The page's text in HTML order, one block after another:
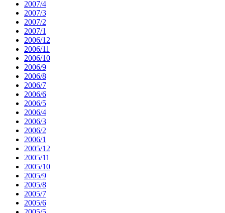
2007/4
2007/3
2007/2
2007/1
2006/12
2006/11
2006/10
2006/9
2006/8
2006/7
2006/6
2006/5
2006/4
2006/3
2006/2
2006/1
2005/12
2005/11
2005/10
2005/9
2005/8
2005/7
2005/6